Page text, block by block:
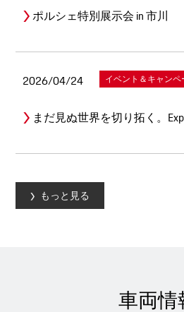
ポルシェ特別展示会 in 市川
2026/04/24 イベント＆キャンペ
まだ見ぬ世界を切り拓く。
もっと見る
車両情